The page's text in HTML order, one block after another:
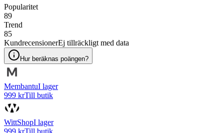
Popularitet
89
Trend
85
KundrecensionerEj tillräckligt med data
Hur beräknas poängen?
MembantuI lager
999 krTill butik
WittShopI lager